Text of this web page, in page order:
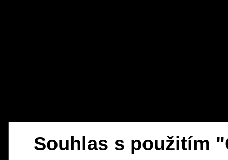
Souhlas s použitím